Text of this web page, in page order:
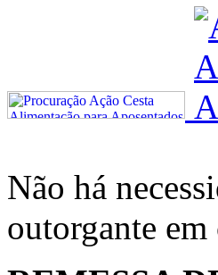
Não há
outorgante